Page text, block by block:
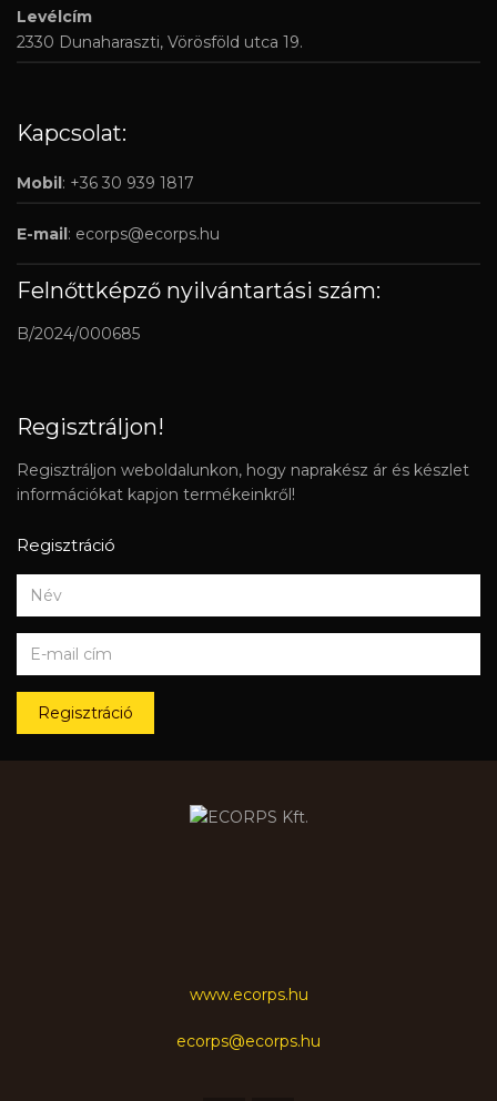
Levélcím
2330 Dunaharaszti, Vörösföld utca 19.
Kapcsolat:
Mobil : +36 30 939 1817
E-mail : ecorps@ecorps.hu
Felnőttképző nyilvántartási szám:
B/2024/000685
Regisztráljon!
Regisztráljon weboldalunkon, hogy naprakész ár és készlet
információkat kapjon termékeinkről!
Regisztráció
Regisztráció
www.ecorps.hu
ecorps@ecorps.hu